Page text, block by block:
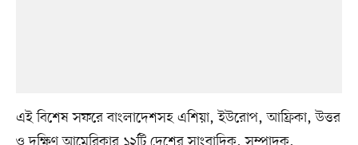
এই বিশেষ সফরে বাংলাদেশসহ এশিয়া, ইউরোপ, আফ্রিকা, উত্তর